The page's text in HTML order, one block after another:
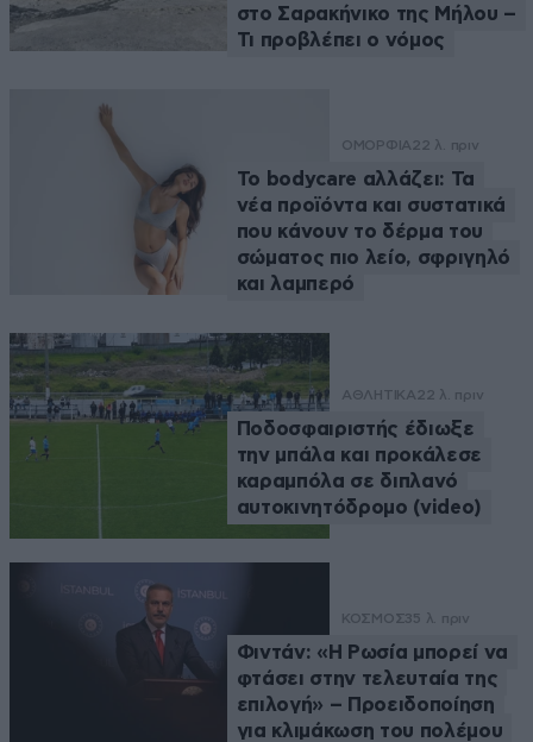
στο Σαρακήνικο της Μήλου –
Τι προβλέπει ο νόμος
ΟΜΟΡΦΙΑ22 λ. πριν
Το bodycare αλλάζει: Τα
νέα προϊόντα και συστατικά
που κάνουν το δέρμα του
σώματος πιο λείο, σφριγηλό
και λαμπερό
ΑΘΛΗΤΙΚΑ22 λ. πριν
Ποδοσφαιριστής έδιωξε
την μπάλα και προκάλεσε
καραμπόλα σε διπλανό
αυτοκινητόδρομο (video)
ΚΟΣΜΟΣ35 λ. πριν
Φιντάν: «Η Ρωσία μπορεί να
φτάσει στην τελευταία της
επιλογή» – Προειδοποίηση
για κλιμάκωση του πολέμου